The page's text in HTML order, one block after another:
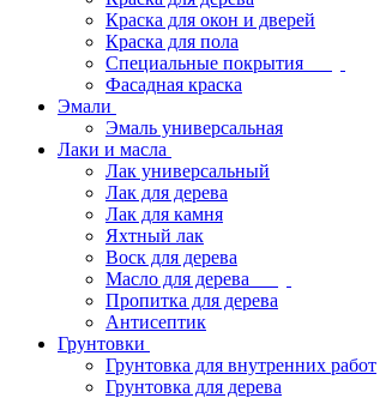
Краска для окон и дверей
Краска для пола
Специальные покрытия
Фасадная краска
Эмали
Эмаль универсальная
Лаки и масла
Лак универсальный
Лак для дерева
Лак для камня
Яхтный лак
Воск для дерева
Масло для дерева
Пропитка для дерева
Антисептик
Грунтовки
Грунтовка для внутренних работ
Грунтовка для дерева